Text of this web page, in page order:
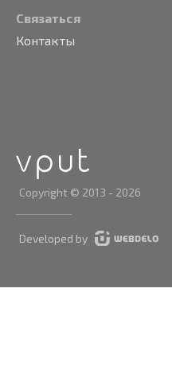
Связаться
Контакты
Copyright © 2013 - 2026
Developed by